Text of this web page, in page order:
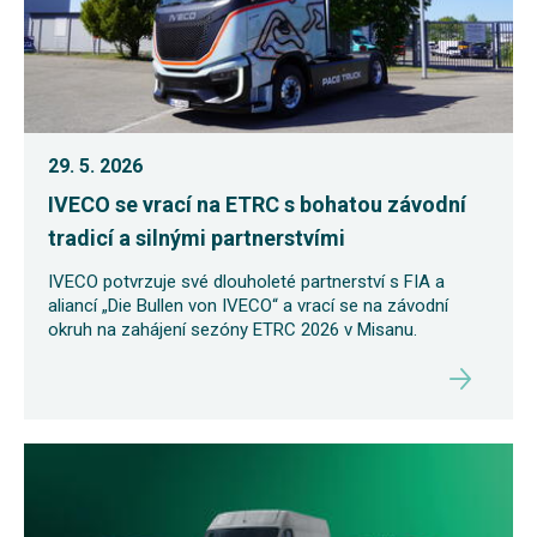
29. 5. 2026
IVECO se vrací na ETRC s bohatou závodní
tradicí a silnými partnerstvími
IVECO potvrzuje své dlouholeté partnerství s FIA a
aliancí „Die Bullen von IVECO“ a vrací se na závodní
okruh na zahájení sezóny ETRC 2026 v Misanu.